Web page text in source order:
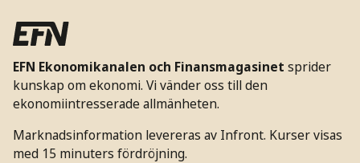
EFN Ekonomikanalen och Finansmagasinet sprider
kunskap om ekonomi. Vi vänder oss till den
ekonomiintresserade allmänheten.
Marknadsinformation levereras av Infront. Kurser visas
med 15 minuters fördröjning.